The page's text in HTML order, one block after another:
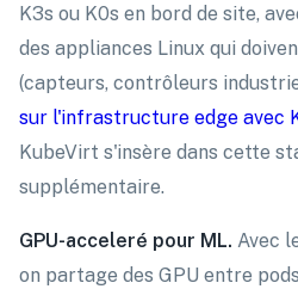
K3s ou K0s en bord de site,
des appliances Linux qui
(capteurs, contrôleurs
sur l'infrastructure edge avec
KubeVirt s'insère dans cette
supplémentaire.
GPU-acceleré pour ML. Avec
on partage des GPU entre